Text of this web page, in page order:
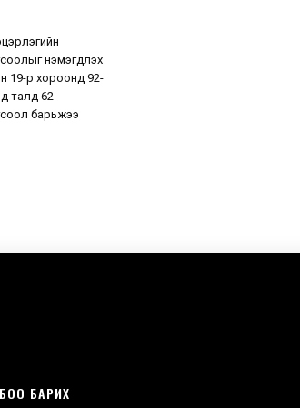
нэмэгдүүлэх
19-р хороонд 92-
талд 62
барьжээ
БАРИХ